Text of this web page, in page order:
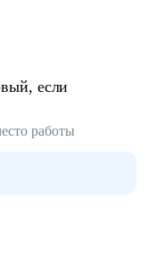
если
работы